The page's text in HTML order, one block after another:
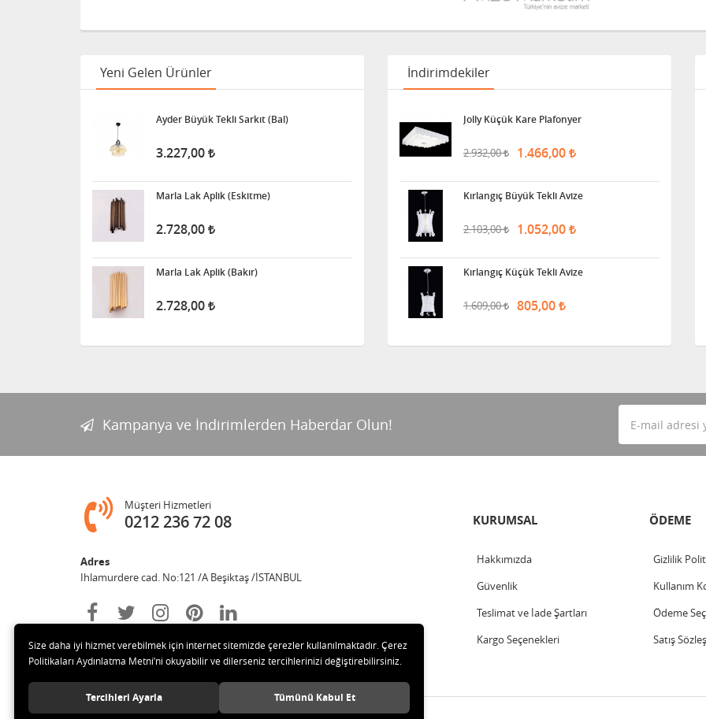
Yeni Gelen Ürünler
Ayder Büyük Tekli Sarkıt (Bal)
3.227,00
Marla Lak Aplik (Eskitme)
2.728,00
Marla Lak Aplik (Bakır)
2.728,00
İndirimdekiler
Jolly Küçük Kare Plafonyer
2.932,00 1.466,00
Kırlangıç Büyük Tekli Avize
2.103,00 1.052,00
Kırlangıç Küçük Tekli Avize
1.609,00 805,00
Kampanya ve İndirimlerden Haberdar Olun!
Müşteri Hizmetleri
0212 236 72 08
Adres
Ihlamurdere cad. No:121 /A Beşiktaş /İSTANBUL
KURUMSAL
Hakkımızda
Güvenlik
Teslimat ve İade Şartları
Kargo Seçenekleri
ÖDEME
Gizlilik
Kullanım
Ödeme
Satış
Size daha iyi hizmet verebilmek için internet sitemizde çerezler kullanılmaktadır. Çerez
Politikaları Aydınlatma Metni’ni okuyabilir ve dilerseniz tercihlerinizi değiştirebilirsiniz.
Tercihleri Ayarla Tümünü Kabul Et